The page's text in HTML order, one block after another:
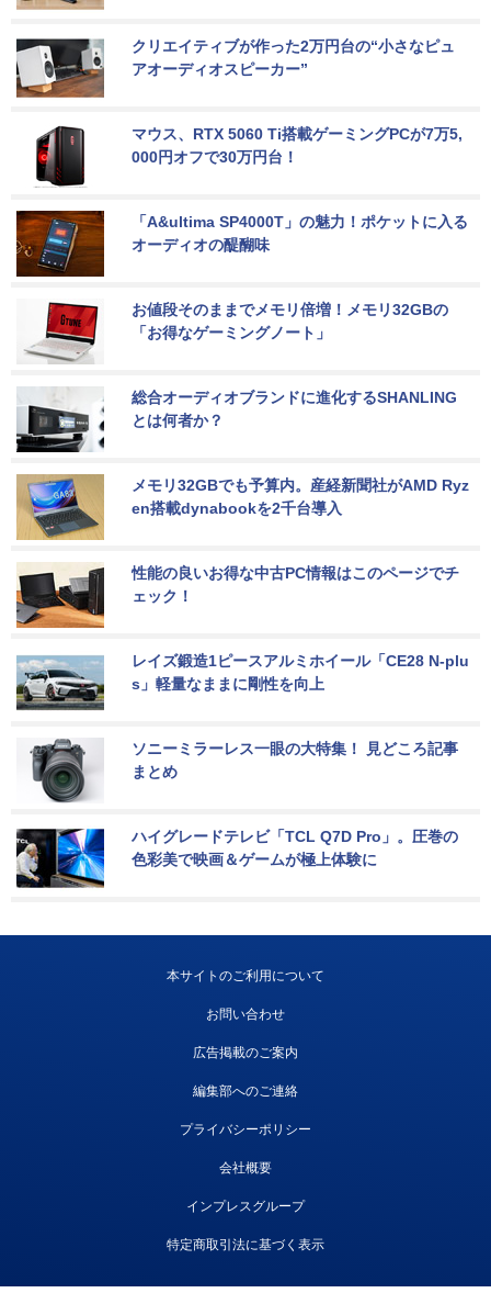
クリエイティブが作った2万円台の“小さなピュ
アオーディオスピーカー”
マウス、RTX 5060 Ti搭載ゲーミングPCが7万5,
000円オフで30万円台！
「A&ultima SP4000T」の魅力！ポケットに入る
オーディオの醍醐味
お値段そのままでメモリ倍増！メモリ32GBの
「お得なゲーミングノート」
総合オーディオブランドに進化するSHANLING
とは何者か？
メモリ32GBでも予算内。産経新聞社がAMD Ryz
en搭載dynabookを2千台導入
性能の良いお得な中古PC情報はこのページでチ
ェック！
レイズ鍛造1ピースアルミホイール「CE28 N-plu
s」軽量なままに剛性を向上
ソニーミラーレス一眼の大特集！ 見どころ記事
まとめ
ハイグレードテレビ「TCL Q7D Pro」。圧巻の
色彩美で映画＆ゲームが極上体験に
本サイトのご利用について
お問い合わせ
広告掲載のご案内
編集部へのご連絡
プライバシーポリシー
会社概要
インプレスグループ
特定商取引法に基づく表示